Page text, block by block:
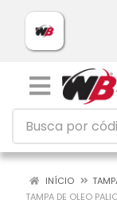
INÍCIO
TAMPA DE OLEO